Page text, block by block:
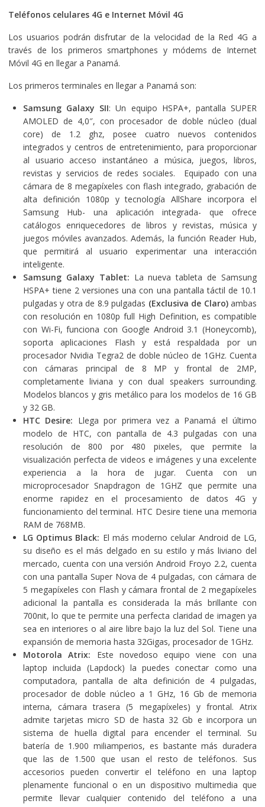
Teléfonos celulares 4G e Internet Móvil 4G
Los usuarios podrán disfrutar de la velocidad de la Red 4G a
través de los primeros smartphones y módems de Internet
Móvil 4G en llegar a Panamá.
Los primeros terminales en llegar a Panamá son:
Samsung Galaxy SII: Un equipo HSPA+, pantalla SUPER
AMOLED de 4,0″, con procesador de doble núcleo (dual
core) de 1.2 ghz, posee cuatro nuevos contenidos
integrados y centros de entretenimiento, para proporcionar
al usuario acceso instantáneo a música, juegos, libros,
revistas y servicios de redes sociales. Equipado con una
cámara de 8 megapíxeles con flash integrado, grabación de
alta definición 1080p y tecnología AllShare incorpora el
Samsung Hub- una aplicación integrada- que ofrece
catálogos enriquecedores de libros y revistas, música y
juegos móviles avanzados. Además, la función Reader Hub,
que permitirá al usuario experimentar una interacción
inteligente.
Samsung Galaxy Tablet: La nueva tableta de Samsung
HSPA+ tiene 2 versiones una con una pantalla táctil de 10.1
pulgadas y otra de 8.9 pulgadas (Exclusiva de Claro)ambas
con resolución en 1080p full High Definition, es compatible
con Wi-Fi, funciona con Google Android 3.1 (Honeycomb),
soporta aplicaciones Flash y está respaldada por un
procesador Nvidia Tegra2 de doble núcleo de 1GHz. Cuenta
con cámaras principal de 8 MP y frontal de 2MP,
completamente liviana y con dual speakers surrounding.
Modelos blancos y gris metálico para los modelos de 16 GB
y 32 GB.
HTC Desire: Llega por primera vez a Panamá el último
modelo de HTC, con pantalla de 4.3 pulgadas con una
resolución de 800 por 480 pixeles, que permite la
visualización perfecta de videos e imágenes y una excelente
experiencia a la hora de jugar. Cuenta con un
microprocesador Snapdragon de 1GHZ que permite una
enorme rapidez en el procesamiento de datos 4G y
funcionamiento del terminal. HTC Desire tiene una memoria
RAM de 768MB.
LG Optimus Black: El más moderno celular Android de LG,
su diseño es el más delgado en su estilo y más liviano del
mercado, cuenta con una versión Android Froyo 2.2, cuenta
con una pantalla Super Nova de 4 pulgadas, con cámara de
5 megapíxeles con Flash y cámara frontal de 2 megapíxeles
adicional la pantalla es considerada la más brillante con
700nit, lo que te permite una perfecta claridad de imagen ya
sea en interiores o al aire libre bajo la luz del Sol. Tiene una
expansión de memoria hasta 32Gigas, procesador de 1GHz.
Motorola Atrix: Este novedoso equipo viene con una
laptop incluida (Lapdock) la puedes conectar como una
computadora, pantalla de alta definición de 4 pulgadas,
procesador de doble núcleo a 1 GHz, 16 Gb de memoria
interna, cámara trasera (5 megapíxeles) y frontal. Atrix
admite tarjetas micro SD de hasta 32 Gb e incorpora un
sistema de huella digital para encender el terminal. Su
batería de 1.900 miliamperios, es bastante más duradera
que las de 1.500 que usan el resto de teléfonos. Sus
accesorios pueden convertir el teléfono en una laptop
plenamente funcional o en un dispositivo multimedia que
permite llevar cualquier contenido del teléfono a una